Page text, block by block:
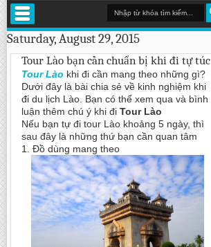
Saturday, August 29, 2015
Tour Lào bạn cần chuẩn bị khi đi tự túc
Tour Lào khi đi cần mang theo những gì?
Dưới đây là bài chia sẻ về kinh nghiệm khi
đi du lịch Lào. Bạn có thể xem qua và bình
luận thêm chú ý khi đi Tour Lào
Nếu bạn tự đi tour Lào khoảng 5 ngày, thì
sau đây là những thứ bạn cần quan tâm
1. Đồ dùng mang theo